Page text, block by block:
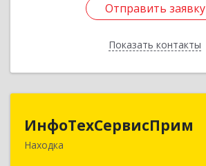
Отправить заявку
Показать контакты
Отправить заявку
Назад
ИнфоТехСервисПрим
Находка